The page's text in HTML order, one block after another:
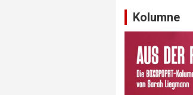
Kolumne